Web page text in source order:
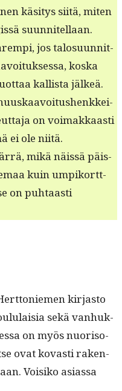
käsi­tys siitä, miten
suun­nitel­laan.
jos talo­su­un­nit­
kos­ka
kallista jälkeä.
on voimakkaasti
ei ole niitä.
mikä näis­sä päis­
kuin umpiko­rtt­
on puh­taasti
kir­jas­to
sekä van­huk­
on myös nuoriso­
ovat kovasti raken­
Voisiko asi­as­sa